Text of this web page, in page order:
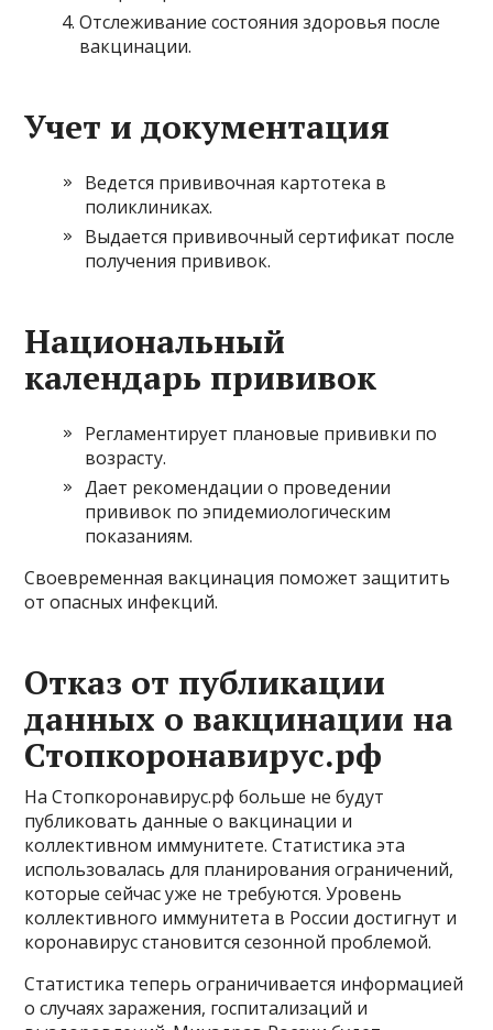
Отслеживание состояния здоровья после
вакцинации.
Учет и документация
Ведется прививочная картотека в
поликлиниках.
Выдается прививочный сертификат после
получения прививок.
Национальный
календарь прививок
Регламентирует плановые прививки по
возрасту.
Дает рекомендации о проведении
прививок по эпидемиологическим
показаниям.
Своевременная вакцинация поможет защитить
от опасных инфекций.
Отказ от публикации
данных о вакцинации на
Стопкоронавирус.рф
На Стопкоронавирус.рф больше не будут
публиковать данные о вакцинации и
коллективном иммунитете. Статистика эта
использовалась для планирования ограничений,
которые сейчас уже не требуются. Уровень
коллективного иммунитета в России достигнут и
коронавирус становится сезонной проблемой.
Статистика теперь ограничивается информацией
о случаях заражения, госпитализаций и